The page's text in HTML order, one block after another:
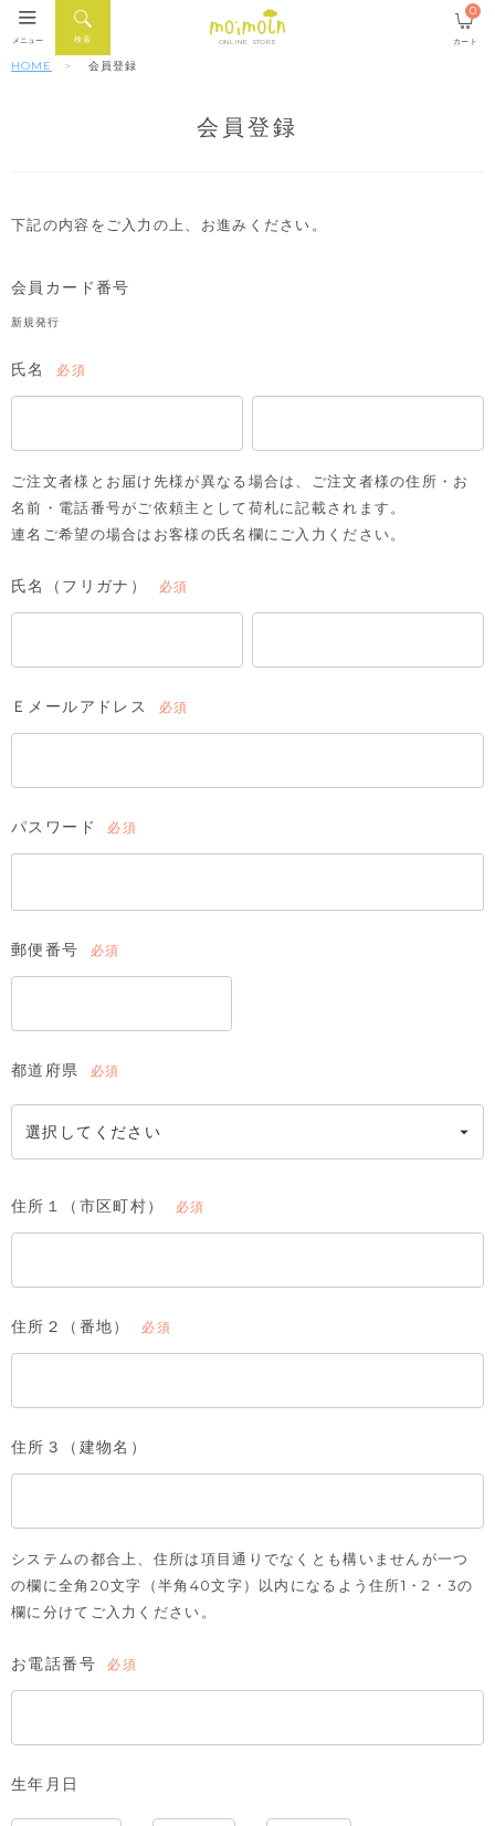
ONLINE STORE
検索
メニュー カート
0
HOME 会員登録
会員登録
下記の内容をご入力の上、お進みください。
会員カード番号
新規発行
氏名
須)
ご注文者様とお届け先様が異なる場合は、ご注文者様の住所・お
名前・電話番号がご依頼主として荷札に記載されます。
連名ご希望の場合はお客様の氏名欄にご入力ください。
氏名（フリガナ）
須)
Ｅメールアドレス
須)
パスワード
須)
郵便番号
須)
都道府県
須)
住所１（市区町村）
須)
住所２（番地）
須)
住所３（建物名）
システムの都合上、住所は項目通りでなくとも構いませんが一つ
の欄に全角20文字（半角40文字）以内になるよう住所1・2・3の
欄に分けてご入力ください。
お電話番号
須)
生年月日